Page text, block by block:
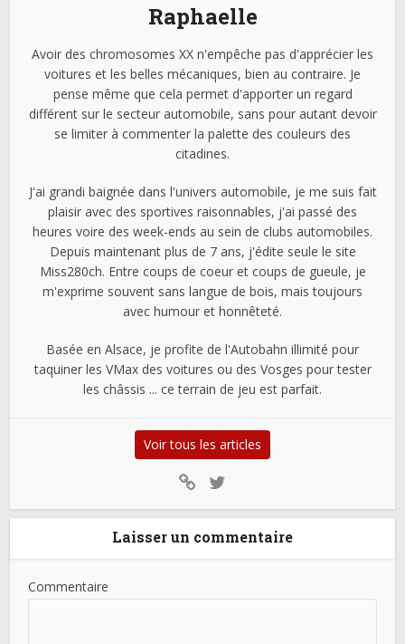
Raphaelle
Avoir des chromosomes XX n'empêche pas d'apprécier les
voitures et les belles mécaniques, bien au contraire. Je
pense même que cela permet d'apporter un regard
différent sur le secteur automobile, sans pour autant devoir
se limiter à commenter la palette des couleurs des
citadines.
J'ai grandi baignée dans l'univers automobile, je me suis fait
plaisir avec des sportives raisonnables, j'ai passé des
heures voire des week-ends au sein de clubs automobiles.
Depuis maintenant plus de 7 ans, j'édite seule le site
Miss280ch. Entre coups de coeur et coups de gueule, je
m'exprime souvent sans langue de bois, mais toujours
avec humour et honnêteté.
Basée en Alsace, je profite de l'Autobahn illimité pour
taquiner les VMax des voitures ou des Vosges pour tester
les châssis ... ce terrain de jeu est parfait.
Voir tous les articles
Laisser un commentaire
Commentaire